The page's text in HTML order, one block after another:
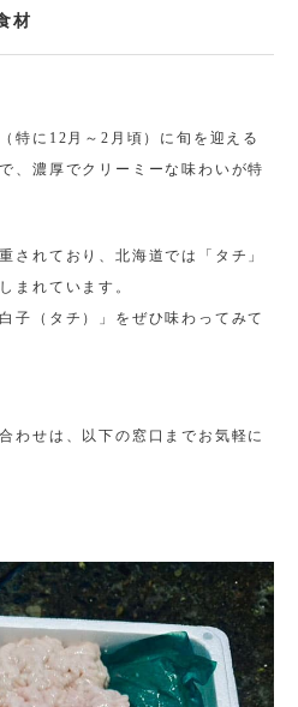
材
特に12月～2月頃）に旬を迎える
、濃厚でクリーミーな味わいが特
されており、北海道では「タチ」
まれています。
子（タチ）」をぜひ味わってみて
わせは、以下の窓口までお気軽に